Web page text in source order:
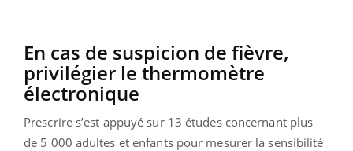
En cas de suspicion de fièvre,
privilégier le thermomètre
électronique
Prescrire s’est appuyé sur 13 études concernant plus
de 5 000 adultes et enfants pour mesurer la sensibilité